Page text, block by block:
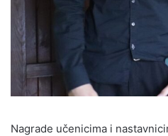
Nagrade učenicima i